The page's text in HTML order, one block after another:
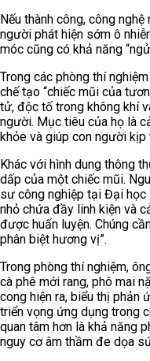
Nếu thành công, công
người phát hiện sớm ô
móc cũng có khả năng
Trong các phòng thí
chế tạo “chiếc mũi của
tử, độc tố trong không khí
người. Mục tiêu của họ là
khỏe và giúp con người kịp
Khác với hình dung thông
dấp của một chiếc mũi.
sư công nghiệp tại Đại học
nhỏ chứa đầy linh kiện và
được huấn luyện. Chúng
phân biệt hương vị”.
Trong phòng thí nghiệm,
cà phê mới rang, phô mai
cong hiện ra, biểu thị phản
triển vọng ứng dụng trong
quan tâm hơn là khả năng
nguy cơ âm thầm đe dọa